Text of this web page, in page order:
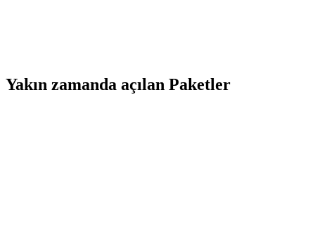
Yakın zamanda açılan Paketler